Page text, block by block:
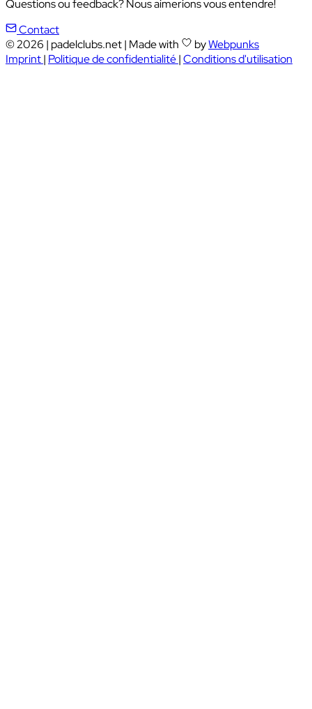
Questions ou feedback? Nous aimerions vous entendre!
Contact
© 2026 | padelclubs.net| Made with byWebpunks
Imprint| Politique de confidentialité|Conditions d'utilisation